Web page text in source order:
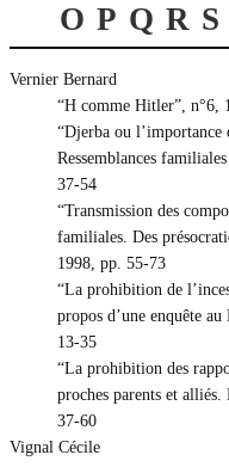
O P Q R S
Vernier Bernard
“H comme Hitler”, n°6,
“Djerba ou l’importance
Ressemblances
37-54
“Transmission des
familiales. Des
1998, pp. 55-73
“La prohibition de
propos d’une enquête
13-35
“La prohibition des
proches parents et
37-60
Vignal Cécile